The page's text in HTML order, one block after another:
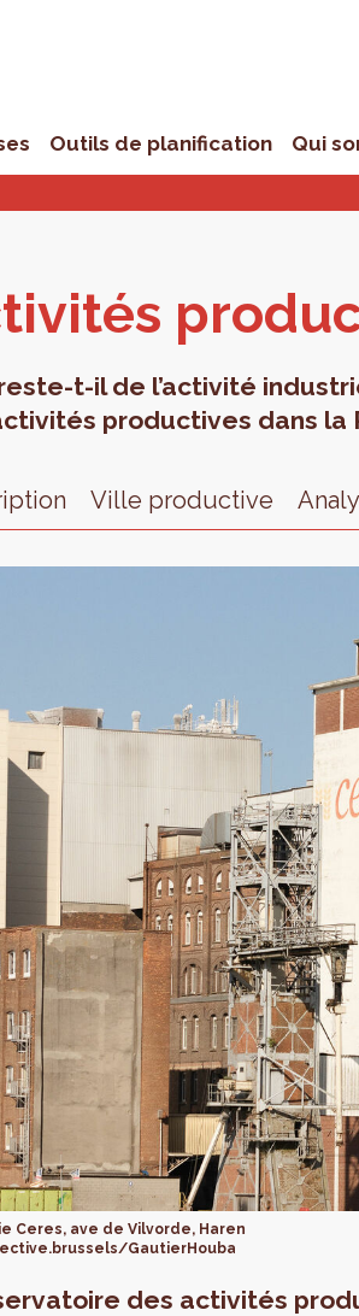
Outils de planification Qui
t-il de l’activité
productives dans la
Ville productive
Ceres, ave de Vilvorde, Haren
GautierHouba
des activités